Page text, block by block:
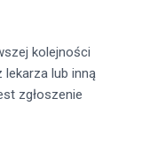
kolejności
lub inną
zgłoszenie